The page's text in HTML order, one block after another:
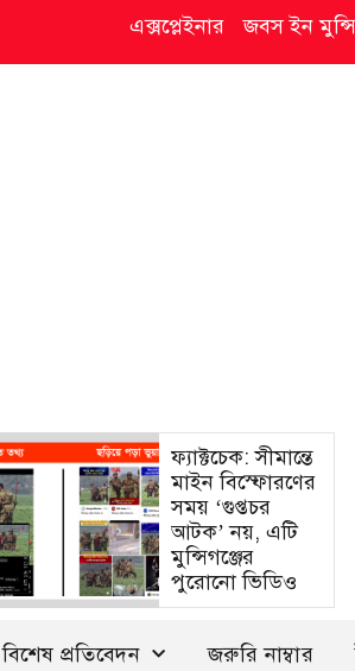
এক্সপ্লেইনার জবস ইন
ফ্যাক্টচেক: সীমান্তে
মাইন বিস্ফোরণের
সময় ‘গুপ্তচর
আটক’ নয়, এটি
মুন্সিগঞ্জের
পুরোনো ভিডিও
বিশেষ প্রতিবেদন জরুরি নাম্বার